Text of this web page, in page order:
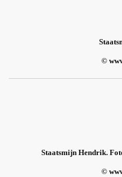
©
Staatsmijn Hendrik.
©